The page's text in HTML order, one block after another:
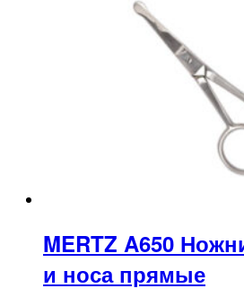
MERTZ A650
и носа прямые